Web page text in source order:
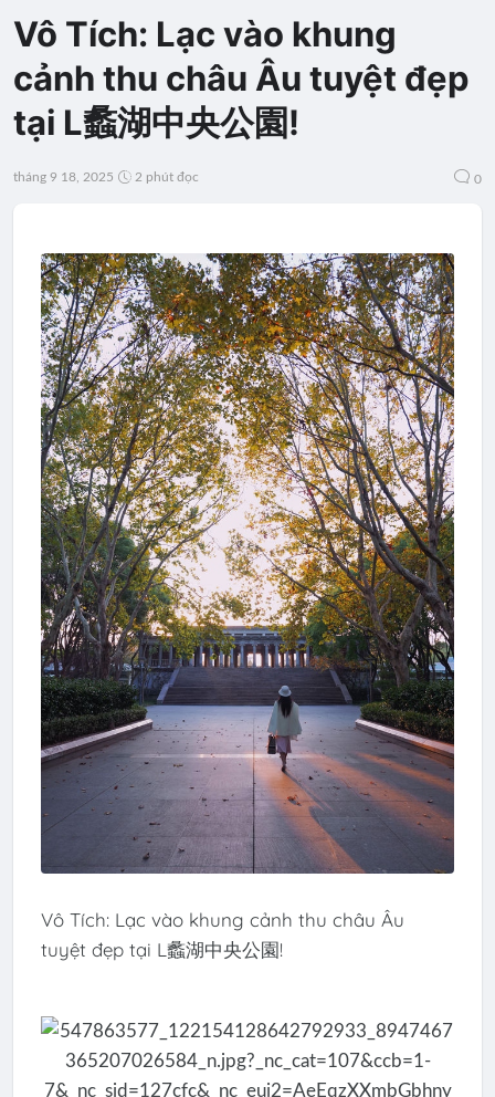
Vô Tích: Lạc vào khung
cảnh thu châu Âu tuyệt đẹp
tại L蠡湖中央公園!
tháng 9 18, 2025 2 phút đọc 0
Vô Tích: Lạc vào khung cảnh thu châu Âu
tuyệt đẹp tại L蠡湖中央公園!